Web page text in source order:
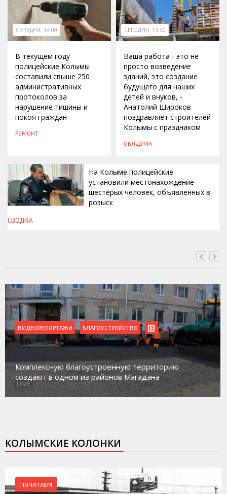
СЕГОДНЯ, 14:00
В текущем году
полицейские Колымы
составили свыше 250
административных
протоколов за
нарушение тишины и
покоя граждан
РЕМОНТ
СЕГОДНЯ, 13:30
Ваша работа - это не
просто возведение
зданий, это создание
будущего для наших
детей и внуков, -
Анатолий Широков
поздравляет строителей
Колымы с праздником
ОБЛДУМА
СЕГОДНЯ, 13:00
На Колыме полицейские
установили местонахождение
шестерых человек, объявленных в
розыск
СВОДКА
ВИДЕОРЕПОРТАЖИ БЛАГОУСТРОЙСТВО
Комплексную благоустроенную территорию
создают в одном из районов Магадана
КОЛЫМСКИЕ КОЛОНКИ
ПОЧИТАЕМ